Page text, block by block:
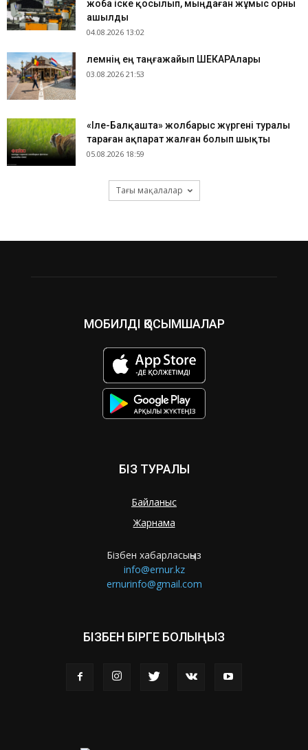
жоба іске қосылып, мыңдаған жұмыс орны
ашылды
04.08.2026 13:02
​Әлемнің ең таңғажайып ШЕКАРАлары
03.08.2026 21:53
«Іле-Балқашта» жолбарыс жүргені туралы
тараған ақпарат жалған болып шықты
05.08.2026 18:59
Тағы мақалалар
МОБИЛДІ ҚОСЫМШАЛАР
БІЗ ТУРАЛЫ
Байланыс
Жарнама
Бізбен хабарласыңыз
info@ernur.kz
ernurinfo@gmail.com
БІЗБЕН БІРГЕ БОЛЫҢЫЗ